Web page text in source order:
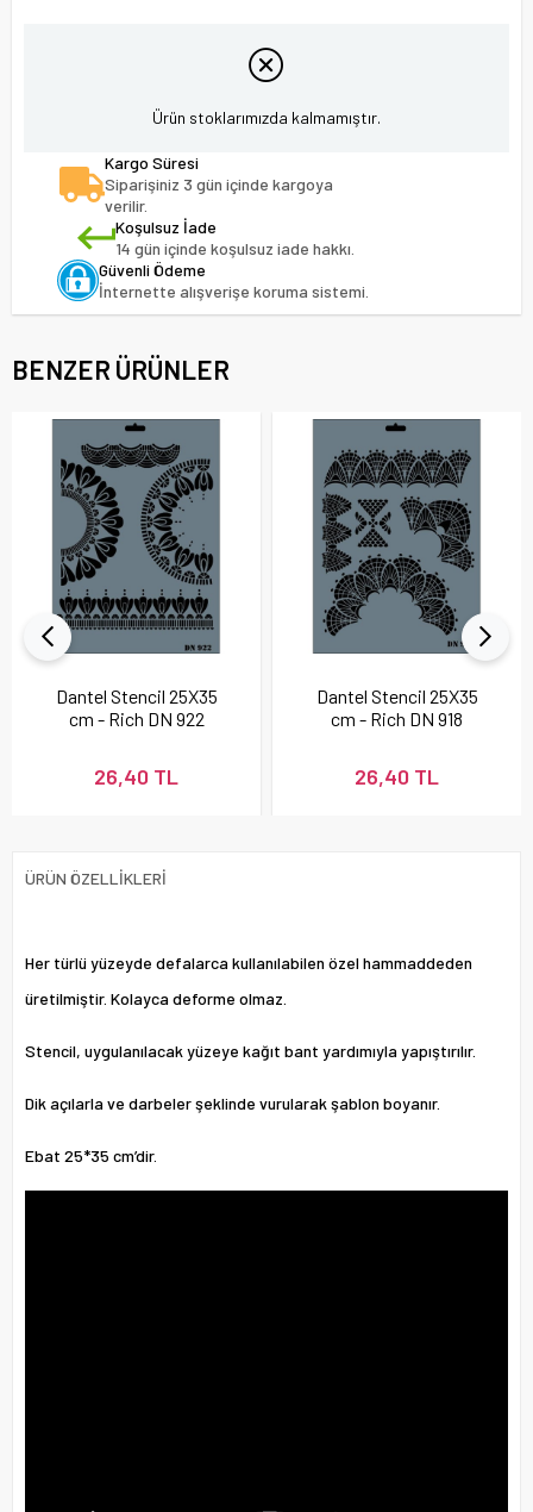
Ürün stoklarımızda kalmamıştır.
Kargo Süresi
Siparişiniz 3 gün içinde kargoya
verilir.
Koşulsuz İade
14 gün içinde koşulsuz iade hakkı.
Güvenli Ödeme
İnternette alışverişe koruma sistemi.
BENZER ÜRÜNLER
Dantel Stencil 25X35
cm - Rich DN 922
26,40 TL
Dantel Stencil 25X35
cm - Rich DN 918
26,40 TL
ÜRÜN ÖZELLIKLERI
Her türlü yüzeyde defalarca kullanılabilen özel hammaddeden
üretilmiştir. Kolayca deforme olmaz.
Stencil, uygulanılacak yüzeye kağıt bant yardımıyla yapıştırılır.
Dik açılarla ve darbeler şeklinde vurularak şablon boyanır.
Ebat 25*35 cm’dir.